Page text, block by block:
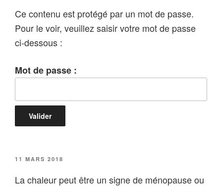
Ce contenu est protégé par un mot de passe.
Pour le voir, veuillez saisir votre mot de passe
ci-dessous :
Mot de passe :
PUBLIÉ
11 MARS 2018
La chaleur peut être un signe de ménopause ou